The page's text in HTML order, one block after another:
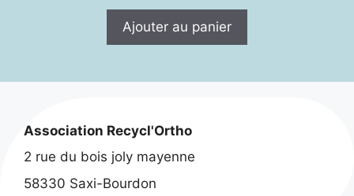
Ajouter au panier
Association Recycl'Ortho
2 rue du bois joly mayenne
58330 Saxi-Bourdon